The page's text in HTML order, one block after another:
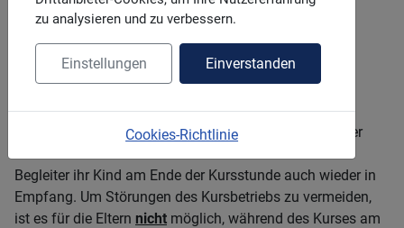
zu analysieren und zu verbessern.
Einstellungen Einverstanden
Cookies-Richtlinie
Mindestteilnehmerzahl 4 Kinder.
Die Eltern helfen den Kindern beim Umkleiden und
übergeben die Kinder zu Beginn der Kursstunde auf der
Begleiter ihr Kind am Ende der Kursstunde auch wieder in
Empfang. Um Störungen des Kursbetriebs zu vermeiden,
ist es für die Eltern nicht möglich, während des Kurses am